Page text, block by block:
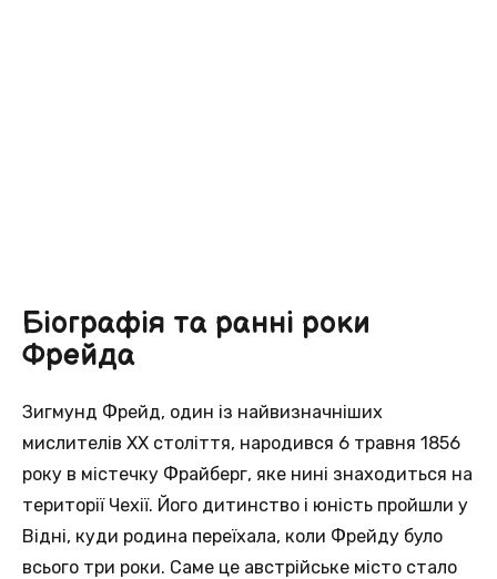
Біографія та ранні роки
Фрейда
Зигмунд Фрейд, один із найвизначніших
мислителів ХХ століття, народився 6 травня 1856
року в містечку Фрайберг, яке нині знаходиться на
території Чехії. Його дитинство і юність пройшли у
Відні, куди родина переїхала, коли Фрейду було
всього три роки. Саме це австрійське місто стало